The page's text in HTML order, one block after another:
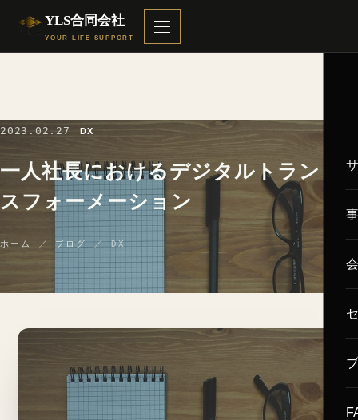
YLS合同会社
YOUR LIFE SUPPORT
2023.02.27 DX
一人社長におけるデジタルトラン
スフォーメーション
ホーム ／ ブログ ／ DX